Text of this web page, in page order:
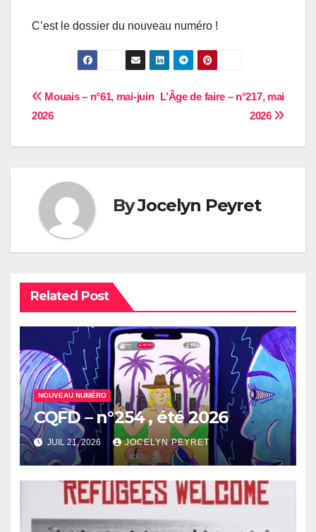
C’est le dossier du nouveau numéro !
Navigation
L’Âge de faire – n°217, mai
2026
Mouais – n°61, mai-juin
2026
ByJocelyn Peyret
Related Post
NOUVEAU NUMÉRO
CQFD – n°254 , été 2026
JUIL 21, 2026 JOCELYN PEYRET